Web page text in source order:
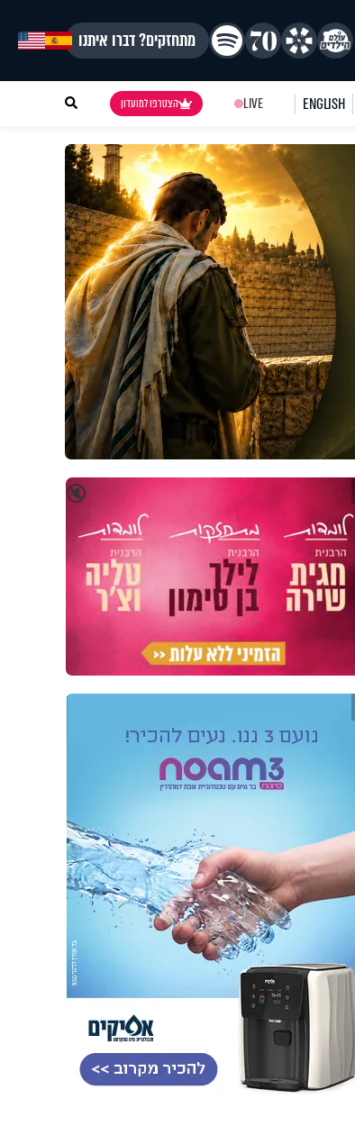
מתחזקים? דברו איתנו
ENGLISH
LIVE הצטרפו למועדון
🔇